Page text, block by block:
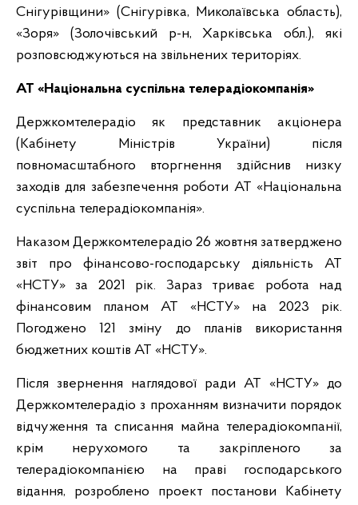
Снігурівщини» (Снігурівка, Миколаївська область),
«Зоря» (Золочівський р-н, Харківська обл.), які
розповсюджуються на звільнених територіях.
АТ «Національна суспільна телерадіокомпанія»
Держкомтелерадіо як представник акціонера
(Кабінету Міністрів України) після
повномасштабного вторгнення здійснив низку
заходів для забезпечення роботи АТ «Національна
суспільна телерадіокомпанія».
Наказом Держкомтелерадіо 26 жовтня затверджено
звіт про фінансово-господарську діяльність АТ
«НСТУ» за 2021 рік. Зараз триває робота над
фінансовим планом АТ «НСТУ» на 2023 рік.
Погоджено 121 зміну до планів використання
бюджетних коштів АТ «НСТУ».
Після звернення наглядової ради АТ «НСТУ» до
Держкомтелерадіо з проханням визначити порядок
відчуження та списання майна телерадіокомпанії,
крім нерухомого та закріпленого за
телерадіокомпанією на праві господарського
відання, розроблено проект постанови Кабінету